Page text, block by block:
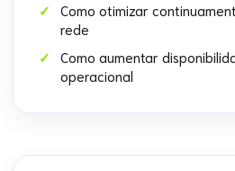
Como otimizar
rede
Como aumentar
operacional